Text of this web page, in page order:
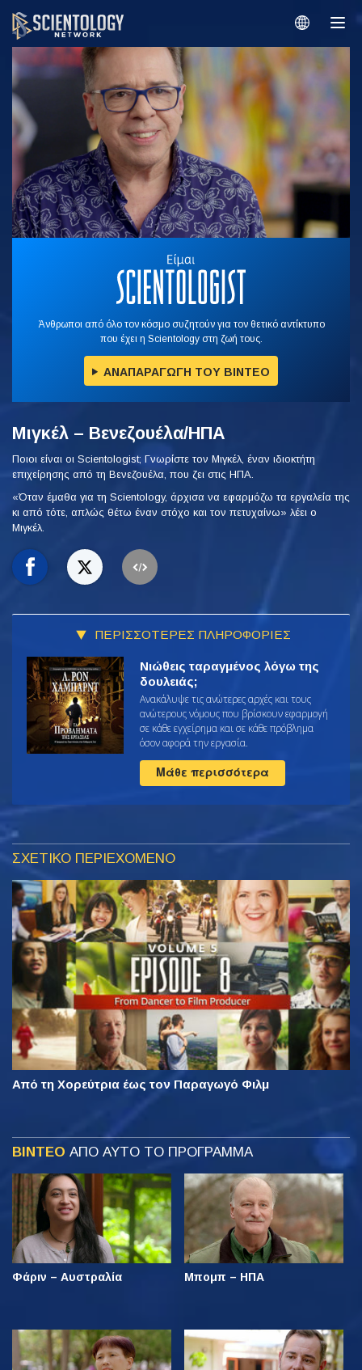
Άνθρωποι από όλο τον κόσμο συζητούν για τον θετικό αντίκτυπο
που έχει η Scientology στη ζωή τους.
ΑΝΑΠΑΡΑΓΩΓΗ ΤΟΥ ΒΙΝΤΕΟ
Μιγκέλ – Βενεζουέλα/ΗΠΑ
Ποιοι είναι οι Scientologist; Γνωρίστε τον Μιγκέλ, έναν ιδιοκτήτη
επιχείρησης από τη Βενεζουέλα, που ζει στις ΗΠΑ.
«Όταν έμαθα για τη Scientology, άρχισα να εφαρμόζω τα εργαλεία της
κι από τότε, απλώς θέτω έναν στόχο και τον πετυχαίνω» λέει ο
Μιγκέλ.
ΠΕΡΙΣΣΟΤΕΡΕΣ ΠΛΗΡΟΦΟΡΙΕΣ
Νιώθεις ταραγμένος λόγω της
δουλειάς;
Ανακάλυψε τις ανώτερες αρχές και τους
ανώτερους νόμους που βρίσκουν εφαρμογή
σε κάθε εγχείρημα και σε κάθε πρόβλημα
όσον αφορά την εργασία.
Μάθε περισσότερα
ΣΧΕΤΙΚΟ ΠΕΡΙΕΧΟΜΕΝΟ
Από τη Χορεύτρια έως τον Παραγωγό Φιλμ
ΒΙΝΤΕΟ ΑΠΟ ΑΥΤΟ ΤΟ ΠΡΟΓΡΑΜΜΑ
Φάριν – Αυστραλία Μπομπ – ΗΠΑ